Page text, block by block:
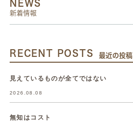
NEWS
新着情報
RECENT POSTS 最近の投稿
見えているものが全てではない
2026.08.08
無知はコスト